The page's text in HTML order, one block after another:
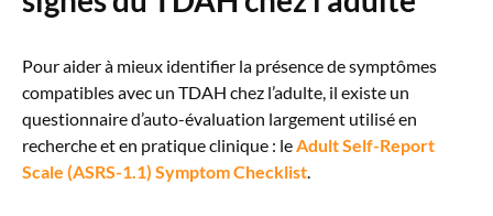
Pour aider à mieux identifier la présence de symptômes
compatibles avec un TDAH chez l’adulte, il existe un
questionnaire d’auto-évaluation largement utilisé en
recherche et en pratique clinique : leAdult Self-Report
Scale (ASRS-1.1) Symptom Checklist.